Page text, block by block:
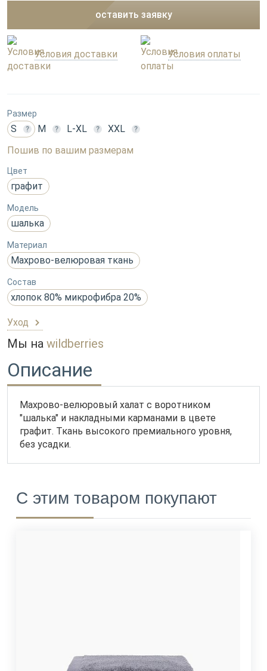
оставить заявку
Условия доставки Условия оплаты
Размер
S ? M ? L-XL ? XXL ?
Пошив по вашим размерам
Цвет
графит
Модель
шалька
Материал
Махрово-велюровая ткань
Состав
хлопок 80% микрофибра 20%
Уход
Мы на wildberries
Описание
Махрово-велюровый халат с воротником
"шалька" и накладными карманами в цвете
графит. Ткань высокого премиального уровня,
без усадки.
С этим товаром покупают